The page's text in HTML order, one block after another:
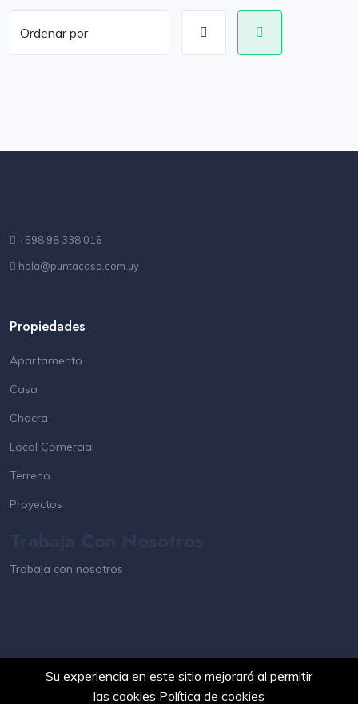
+598 98 338 016
hola@puntacasa.com.uy
Propiedades
Apartamento
Casa
Chacra
Local Comercial
Terreno
Proyectos
Trabaja con nosotros
©2025 PuntaCasa.com.uy. Todos los derechos reservados
Su experiencia en este sitio mejorará al permitir
las cookies Política de cookies